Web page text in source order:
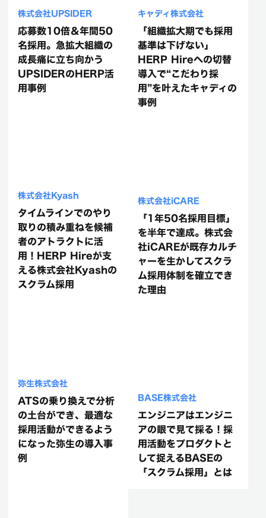
株式会社UPSIDER
応募数10倍＆年間50
名採用。急拡大組織の
成長痛に立ち向かう
UPSIDERのHERP活
用事例
キャディ株式会社
「組織拡大期でも採用
基準は下げない」
HERP Hireへの切替
導入で“こだわり採
用”を叶えたキャディの
事例
株式会社Kyash
タイムラインでのやり
取りの積み重ねを候補
者のアトラクトに活
用！HERP Hireが支
える株式会社Kyashの
スクラム採用
株式会社iCARE
「1年50名採用目標」
を半年で達成。株式会
社iCAREが既存カルチ
ャーを生かしてスクラ
ム採用体制を確立でき
た理由
弥生株式会社
ATSの乗り換えで分析
の土台ができ、最適な
採用活動ができるよう
になった弥生の導入事
例
BASE株式会社
エンジニアはエンジニ
アの眼で見て採る！採
用活動をプロダクトと
して捉えるBASEの
「スクラム採用」とは